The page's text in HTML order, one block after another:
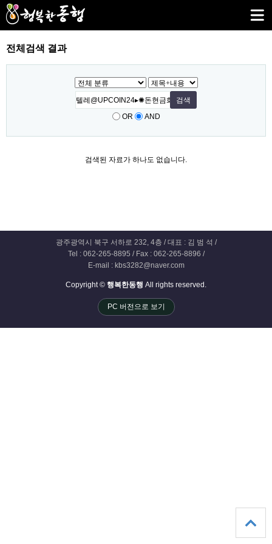
전체검색 결과
OR AND
검색된 자료가 하나도 없습니다.
광주광역시 북구 서하로 232, 4층 / 대표 : 김 범 석 /
Tel : 062-265-8895 / Fax : 062-265-8896 /
E-mail : kbs3282@naver.com
Copyright © 행복한동행 All rights reserved.
PC 버전으로 보기